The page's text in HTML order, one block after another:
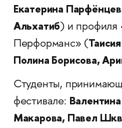
Екатерина
Альхатиб) и профиля
Перформанс» (
Полина Борисова,
Студенты,
фестивале:
Макарова, Павел